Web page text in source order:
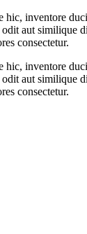
inventore
aut similique
consectetur.
inventore
aut similique
consectetur.